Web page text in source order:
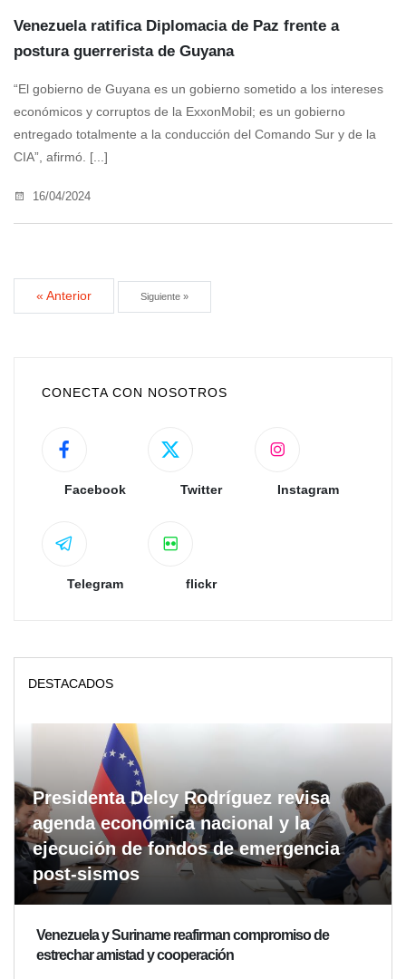
Venezuela ratifica Diplomacia de Paz frente a
postura guerrerista de Guyana
“El gobierno de Guyana es un gobierno sometido a los intereses
económicos y corruptos de la ExxonMobil; es un gobierno
entregado totalmente a la conducción del Comando Sur y de la
CIA”, afirmó. [...]
16/04/2024
« Anterior Siguiente »
CONECTA CON NOSOTROS
Facebook Twitter Instagram
Telegram flickr
DESTACADOS
Presidenta Delcy Rodríguez revisa
agenda económica nacional y la
ejecución de fondos de emergencia
post-sismos
Venezuela y Suriname reafirman compromiso de
estrechar amistad y cooperación